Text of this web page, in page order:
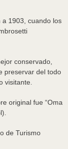
1903, cuando los
conservado,
preservar del todo
visitante.
original fue “Oma